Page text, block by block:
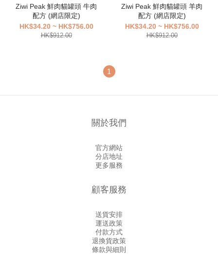
Ziwi Peak 鮮肉貓罐頭 牛肉
配方 (網店限定)
HK$34.20 ~ HK$756.00
HK$912.00
Ziwi Peak 鮮肉貓罐頭 羊肉
配方 (網店限定)
HK$34.20 ~ HK$756.00
HK$912.00
1
關於我們
官方網站
分店地址
更多服務
顧客服務
送貨安排
運送政策
付款方式
退換貨政策
條款與細則